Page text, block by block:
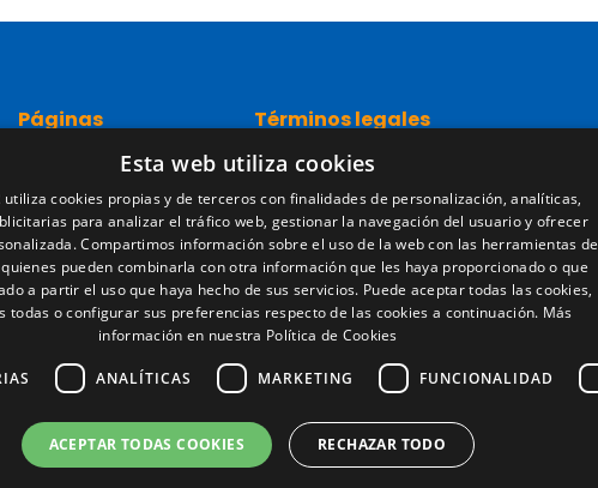
Páginas
Red comercial
Recambios
Portal empleo
Noticias
EgaLecitrailer
LT Defence
Términos legales
Aviso legal
Política de privacidad
Política de cookies
Condiciones generales de venta
Gestionar cookies
Esta web utiliza cookies
utiliza cookies propias y de terceros con finalidades de personalización, analíticas,
para analizar el tráfico web, gestionar la navegación del usuario y ofrecer
Compartimos información sobre el uso de la web con las herramientas de
pueden combinarla con otra información que les haya proporcionado o que
a partir el uso que haya hecho de sus servicios. Puede aceptar todas las cookies,
todas o configurar sus preferencias respecto de las cookies a continuación. Más
información en nuestra Política de Cookies
ANALÍTICAS MARKETING FUNCIONALIDAD
ACEPTAR TODAS COOKIES RECHAZAR TODO